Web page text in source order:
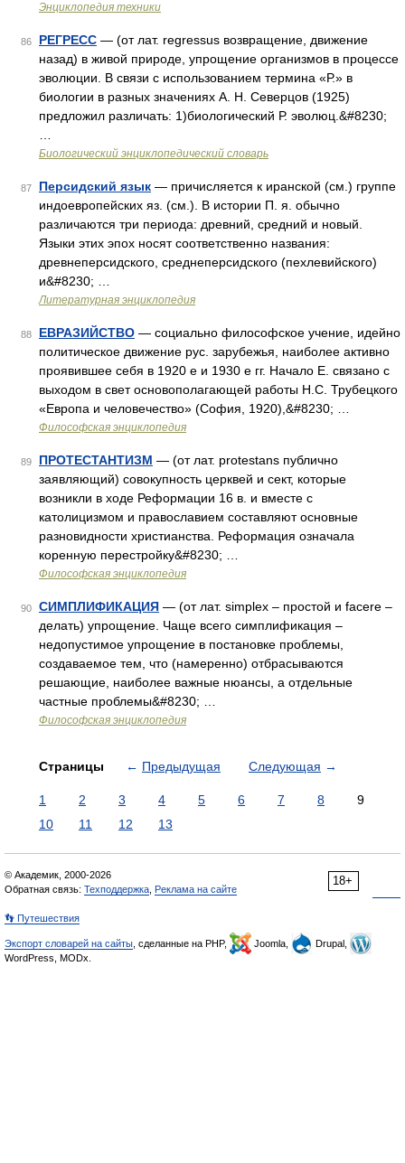
Энциклопедия техники
86 РЕГРЕСС — (от лат. regressus возвращение, движение
назад) в живой природе, упрощение организмов в процессе
эволюции. В связи с использованием термина «Р.» в
биологии в разных значениях А. Н. Северцов (1925)
предложил различать: 1)биологический Р. эволюц.&#8230;
Биологический энциклопедический словарь
87 Персидский язык — причисляется к иранской (см.) группе
индоевропейских яз. (см.). В истории П. я. обычно
различаются три периода: древний, средний и новый.
Языки этих эпох носят соответственно названия:
древнеперсидского, среднеперсидского (пехлевийского)
и&#8230; …
Литературная энциклопедия
88 ЕВРАЗИЙСТВО — социально философское учение, идейно
политическое движение рус. зарубежья, наиболее активно
проявившее себя в 1920 е и 1930 е гг. Начало Е. связано с
выходом в свет основополагающей работы Н.С. Трубецкого
«Европа и человечество» (София, 1920),&#8230; …
Философская энциклопедия
89 ПРОТЕСТАНТИЗМ — (от лат. protestans публично
заявляющий) совокупность церквей и сект, которые
возникли в ходе Реформации 16 в. и вместе с
католицизмом и православием составляют основные
разновидности христианства. Реформация означала
коренную перестройку&#8230; …
Философская энциклопедия
90 СИМПЛИФИКАЦИЯ — (от лат. simplex – простой и facere –
делать) упрощение. Чаще всего симплификация –
недопустимое упрощение в постановке проблемы,
создаваемое тем, что (намеренно) отбрасываются
решающие, наиболее важные нюансы, а отдельные
частные проблемы&#8230; …
Философская энциклопедия
Страницы ← Предыдущая Следующая →
1 2 3 4 5 6 7 8
9
10
11 12 13
18+
© Академик, 2000-2026
Обратная связь: Техподдержка Реклама на сайте
👣 Путешествия
Экспорт словарей на сайты , сделанные на PHP, Joomla,
Drupal,
WordPress, MODx.